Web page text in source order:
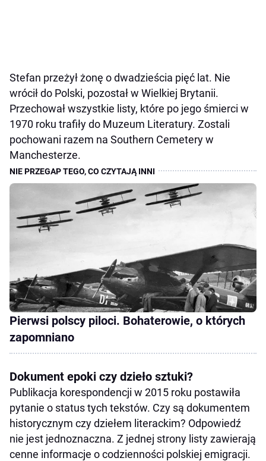
Stefan przeżył żonę o dwadzieścia pięć lat. Nie
wrócił do Polski, pozostał w Wielkiej Brytanii.
Przechował wszystkie listy, które po jego śmierci w
1970 roku trafiły do Muzeum Literatury. Zostali
pochowani razem na Southern Cemetery w
Manchesterze.
Pierwsi polscy piloci. Bohaterowie, o których
zapomniano
Dokument epoki czy dzieło sztuki?
Publikacja korespondencji w 2015 roku postawiła
pytanie o status tych tekstów. Czy są dokumentem
historycznym czy dziełem literackim? Odpowiedź
nie jest jednoznaczna. Z jednej strony listy zawierają
cenne informacje o codzienności polskiej emigracji.